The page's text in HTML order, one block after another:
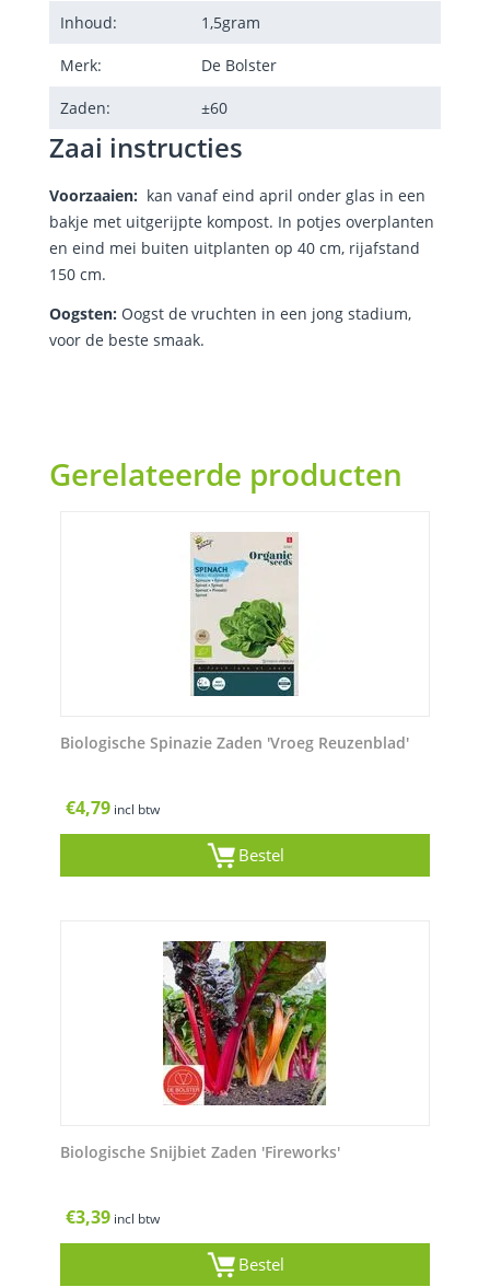
Inhoud: 1,5gram
Merk: De Bolster
Zaden: ±60
Zaai instructies
Voorzaaien: kan vanaf eind april onder glas in een
bakje met uitgerijpte kompost. In potjes overplanten
en eind mei buiten uitplanten op 40 cm, rijafstand
150 cm.
Oogsten: Oogst de vruchten in een jong stadium,
voor de beste smaak.
Gerelateerde producten
Biologische Spinazie Zaden 'Vroeg Reuzenblad'
€4,79 incl btw
Bestel
Biologische Snijbiet Zaden 'Fireworks'
€3,39 incl btw
Bestel